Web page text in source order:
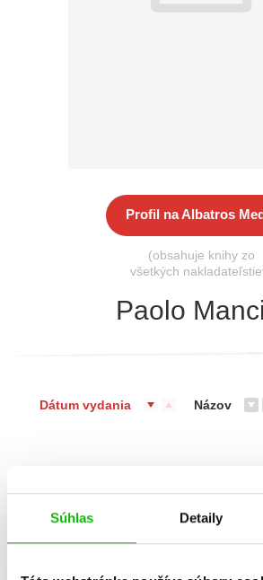
Súhlas Detaily
Profil na Albatros
(obsahuje knihy zo
všetkých
Paolo
Dátum vydania Názov
%